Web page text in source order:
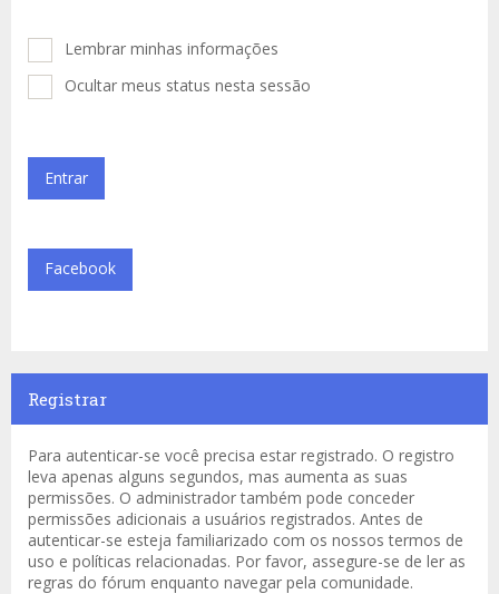
Lembrar minhas informações
Ocultar meus status nesta sessão
Facebook
Registrar
Para autenticar-se você precisa estar registrado. O registro
leva apenas alguns segundos, mas aumenta as suas
permissões. O administrador também pode conceder
permissões adicionais a usuários registrados. Antes de
autenticar-se esteja familiarizado com os nossos termos de
uso e políticas relacionadas. Por favor, assegure-se de ler as
regras do fórum enquanto navegar pela comunidade.